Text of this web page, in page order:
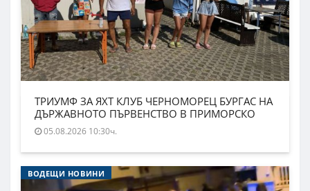
ТРИУМФ ЗА ЯХТ КЛУБ ЧЕРНОМОРЕЦ БУРГАС НА
ДЪРЖАВНОТО ПЪРВЕНСТВО В ПРИМОРСКО
05.08.2026 10:30ч.
ВОДЕЩИ НОВИНИ